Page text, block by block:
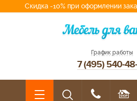
Скидка -10% при оформлении
График работы
7 (495) 540-